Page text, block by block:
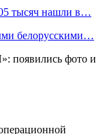
тысяч нашли в…
белорусскими…